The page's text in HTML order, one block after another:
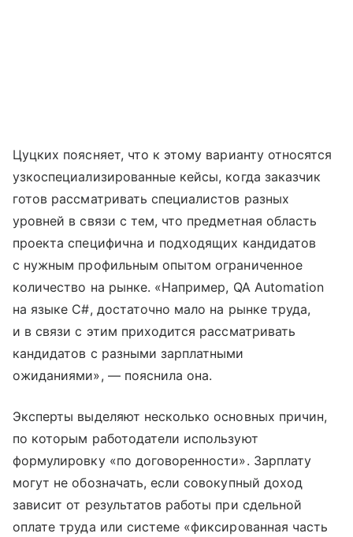
Цуцких поясняет, что к этому варианту относятся
узкоспециализированные кейсы, когда заказчик
готов рассматривать специалистов разных
уровней в связи с тем, что предметная область
проекта специфична и подходящих кандидатов
с нужным профильным опытом ограниченное
количество на рынке. «Например, QA Automation
на языке C#, достаточно мало на рынке труда,
и в связи с этим приходится рассматривать
кандидатов с разными зарплатными
ожиданиями», — пояснила она.
Эксперты выделяют несколько основных причин,
по которым работодатели используют
формулировку «по договоренности». Зарплату
могут не обозначать, если совокупный доход
зависит от результатов работы при сдельной
оплате труда или системе «фиксированная часть